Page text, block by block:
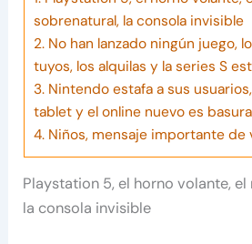
sobrenatural, la consola invisible
2.No han lanzado ningún juego,
tuyos, los alquilas y la series S
3.Nintendo estafa a sus
tablet y el online nuevo es basura
4.Niños, mensaje importante de
Playstation 5, el horno volante,
la consola invisible